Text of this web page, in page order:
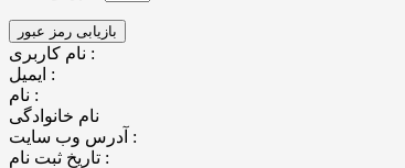
نام کاربری :
ایمیل :
نام :
نام خانوادگی
آدرس وب سایت :
تاریخ ثبت نام :